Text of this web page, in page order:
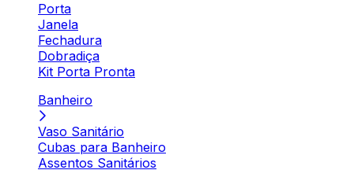
Porta
Janela
Fechadura
Dobradiça
Kit Porta Pronta
Banheiro
Vaso Sanitário
Cubas para Banheiro
Assentos Sanitários